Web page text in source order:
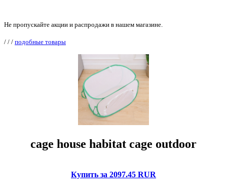
Не пропускайте акции и распродажи в нашем магазине.
/ / / подобные товары
cage house habitat cage outdoor
Купить за 2097.45 RUR